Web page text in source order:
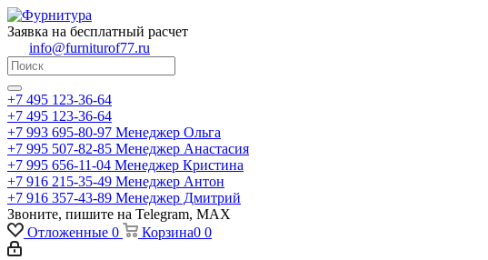
Заявка на бесплатный расчет
info@furniturof77.ru
+7 495 123-36-64
+7 495 123-36-64
+7 993 695-80-97 Менеджер Ольга
+7 995 507-82-85 Менеджер Анастасия
+7 995 656-11-04 Менеджер Кристина
+7 916 215-35-49 Менеджер Антон
+7 916 357-43-89 Менеджер Дмитрий
Звоните, пишите на Telegram, MAX
Отложенные 0 Корзина0 0